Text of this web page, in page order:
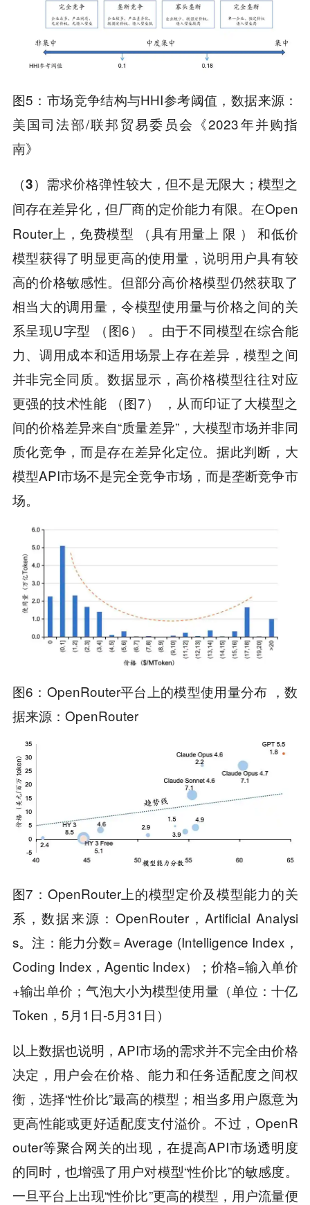
图5：市场竞争结构与HHI参考阈值，数据来源：
美国司法部/联邦贸易委员会《2023年并购指
南》
（3）需求价格弹性较大，但不是无限大；模型之
间存在差异化，但厂商的定价能力有限。在Open
Router上，免费模型 （具有用量上 限 ） 和低价
模型获得了明显更高的使用量，说明用户具有较
高的价格敏感性。但部分高价格模型仍然获取了
相当大的调用量，令模型使用量与价格之间的关
系呈现U字型 （图6） 。由于不同模型在综合能
力、调用成本和适用场景上存在差异，模型之间
并非完全同质。数据显示，高价格模型往往对应
更强的技术性能 （图7） ，从而印证了大模型之
间的价格差异来自“质量差异”，大模型市场并非同
质化竞争，而是存在差异化定位。据此判断，大
模型API市场不是完全竞争市场，而是垄断竞争市
场。
图6：OpenRouter平台上的模型使用量分布 ，数
据来源：OpenRouter
图7：OpenRouter上的模型定价及模型能力的关
系，数据来源：OpenRouter，Artificial Analysi
s。注：能力分数= Average (Intelligence Index，
Coding Index，Agentic Index）；价格=输入单价
+输出单价；气泡大小为模型使用量（单位：十亿
Token，5月1日-5月31日）
以上数据也说明，API市场的需求并不完全由价格
决定，用户会在价格、能力和任务适配度之间权
衡，选择“性价比”最高的模型；相当多用户愿意为
更高性能或更好适配度支付溢价。不过，OpenR
outer等聚合网关的出现，在提高API市场透明度
的同时，也增强了用户对模型“性价比”的敏感度。
一旦平台上出现“性价比”更高的模型，用户流量便